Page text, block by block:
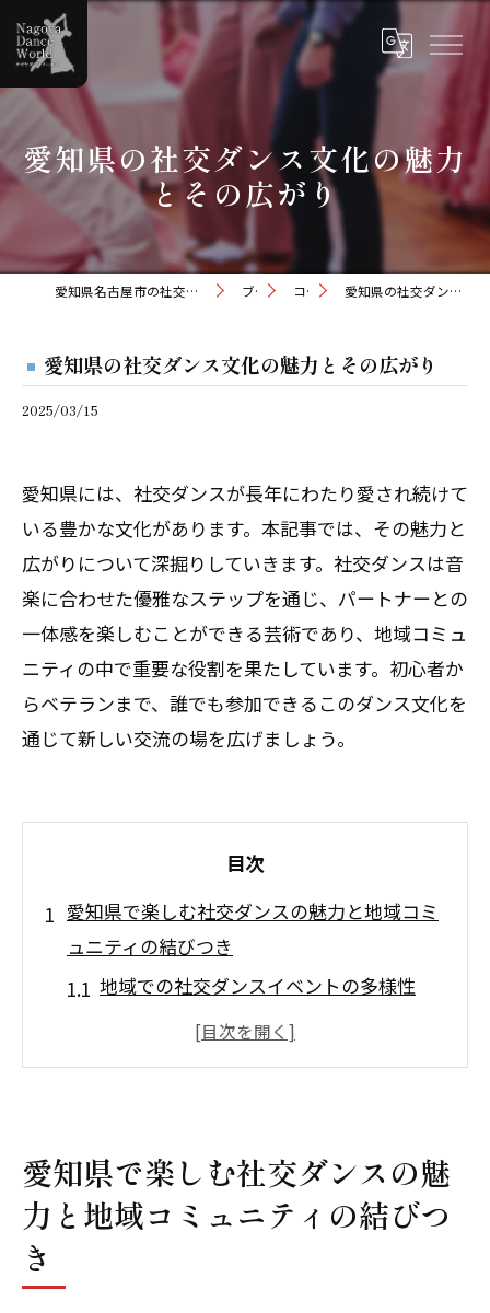
愛知県の社交ダンス文化の魅力
とその広がり
愛知県名古屋市の社交ダンスならナゴヤダンスワールド ブログ コラム 愛知県の社交ダンス文化の魅力とその広がり
愛知県の社交ダンス文化の魅力とその広がり
2025/03/15
愛知県には、社交ダンスが長年にわたり愛され続けて
いる豊かな文化があります。本記事では、その魅力と
広がりについて深掘りしていきます。社交ダンスは音
楽に合わせた優雅なステップを通じ、パートナーとの
一体感を楽しむことができる芸術であり、地域コミュ
ニティの中で重要な役割を果たしています。初心者か
らベテランまで、誰でも参加できるこのダンス文化を
通じて新しい交流の場を広げましょう。
目次
愛知県で楽しむ社交ダンスの魅力と地域コミ
ュニティの結びつき
地域での社交ダンスイベントの多様性
社交ダンスが地域コミュニティに与える
影響
社交ダンスを始めるための地域情報
愛知県の社交ダンス文化に触れる機会
愛知県で楽しむ社交ダンスの魅
力と地域コミュニティの結びつ
き